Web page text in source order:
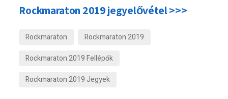
Rockmaraton 2019 jegyelővétel >>>
Rockmaraton
Rockmaraton 2019
Rockmaraton 2019 Fellépők
Rockmaraton 2019 Jegyek